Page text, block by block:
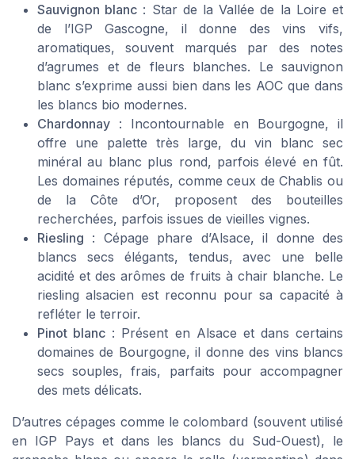
Sauvignon blanc : Star de la Vallée de la Loire et
de l’IGP Gascogne, il donne des vins vifs,
aromatiques, souvent marqués par des notes
d’agrumes et de fleurs blanches. Le sauvignon
blanc s’exprime aussi bien dans les AOC que dans
les blancs bio modernes.
Chardonnay : Incontournable en Bourgogne, il
offre une palette très large, du vin blanc sec
minéral au blanc plus rond, parfois élevé en fût.
Les domaines réputés, comme ceux de Chablis ou
de la Côte d’Or, proposent des bouteilles
recherchées, parfois issues de vieilles vignes.
Riesling : Cépage phare d’Alsace, il donne des
blancs secs élégants, tendus, avec une belle
acidité et des arômes de fruits à chair blanche. Le
riesling alsacien est reconnu pour sa capacité à
refléter le terroir.
Pinot blanc : Présent en Alsace et dans certains
domaines de Bourgogne, il donne des vins blancs
secs souples, frais, parfaits pour accompagner
des mets délicats.
D’autres cépages comme le colombard (souvent utilisé
en IGP Pays et dans les blancs du Sud-Ouest), le